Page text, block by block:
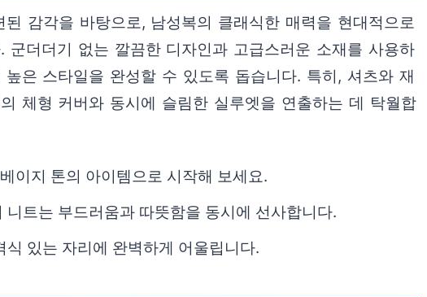
감각을 바탕으로, 남성복의 클래식한 매력을 현대적으로
군더더기 없는 깔끔한 디자인과 고급스러운 소재를 사용하
은 스타일을 완성할 수 있도록 돕습니다. 특히, 셔츠와 재
체형 커버와 동시에 슬림한 실루엣을 연출하는 데 탁월합
이지 톤의 아이템으로 시작해 보세요.
니트는 부드러움과 따뜻함을 동시에 선사합니다.
식 있는 자리에 완벽하게 어울립니다.